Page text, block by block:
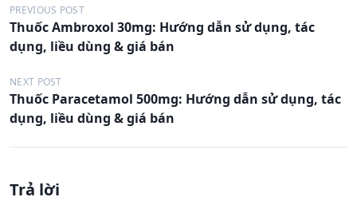
Đ
i
u
h
ư
n
PREVIOUS POST
Thuốc Ambroxol 30mg: Hướng dẫn sử dụng, tác
dụng, liều dùng & giá bán
NEXT POST
Thuốc Paracetamol 500mg: Hướng dẫn sử dụng, tác
dụng, liều dùng & giá bán
Trả lời